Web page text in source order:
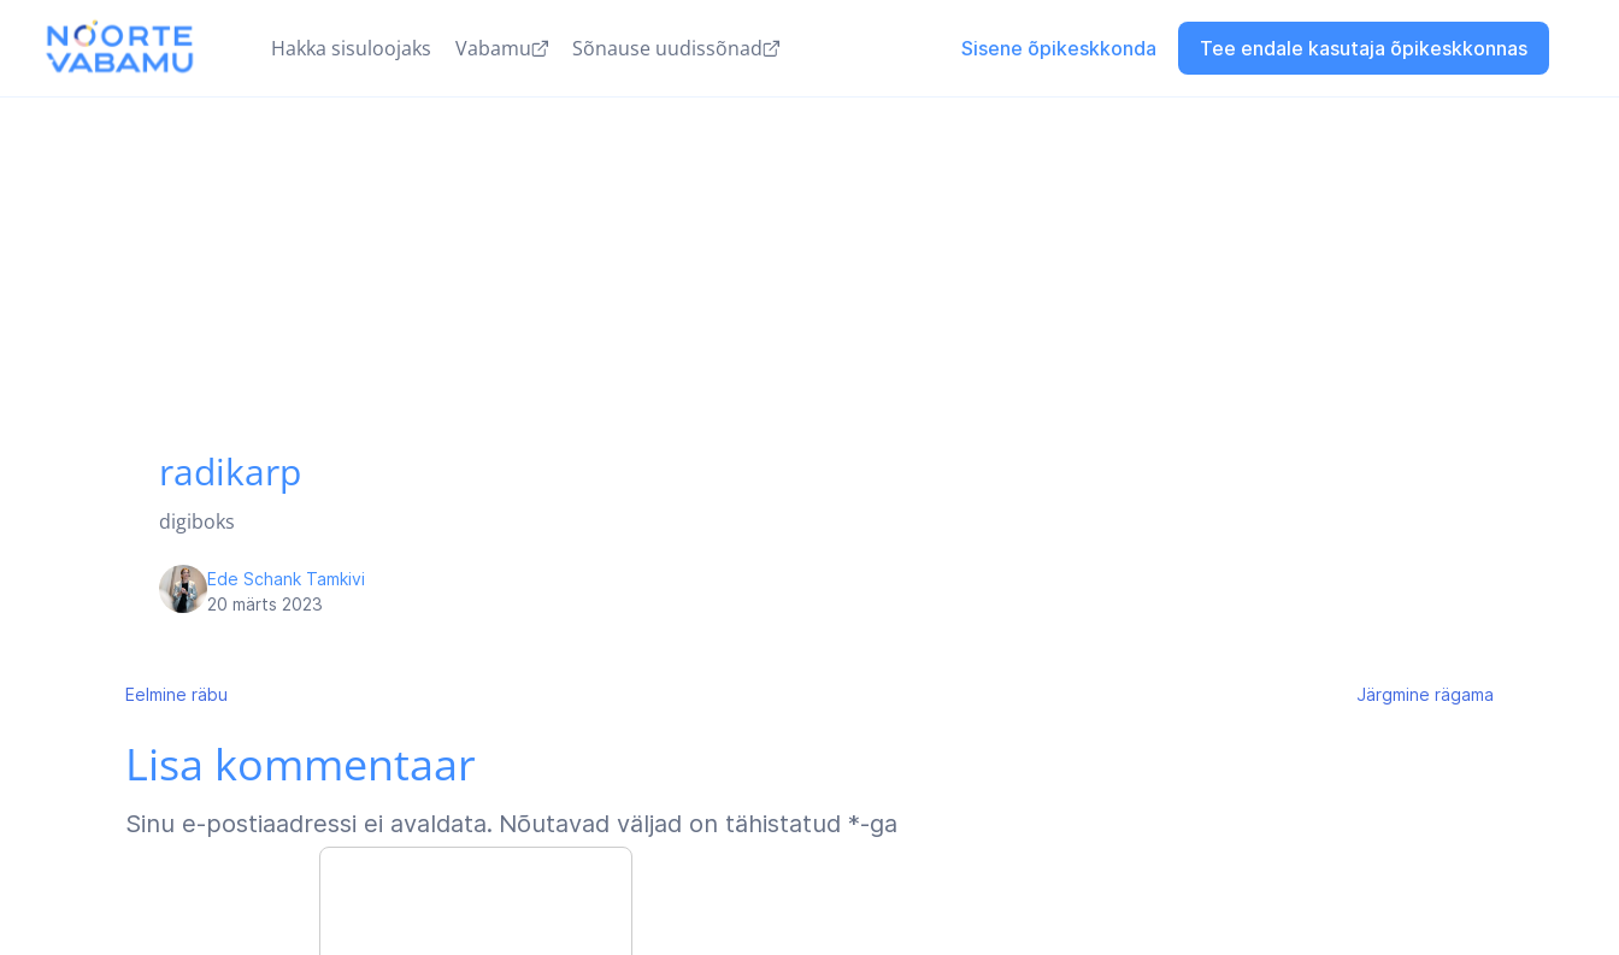
Hakka sisuloojaks Vabamu Sõnause uudissõnad Sisene õpikeskkonda Tee endale kasutaja õpikeskkonnas
radikarp
digiboks
Ede Schank Tamkivi
20 märts 2023
Navigeerimine
Eelmine räbu Järgmine rägama
Lisa kommentaar
Sinu e-postiaadressi ei avaldata. Nõutavad väljad on tähistatud *-ga